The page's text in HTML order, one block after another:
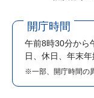
開庁時間
午前8時30分から
日、休日、年末
※一部、開庁時間の